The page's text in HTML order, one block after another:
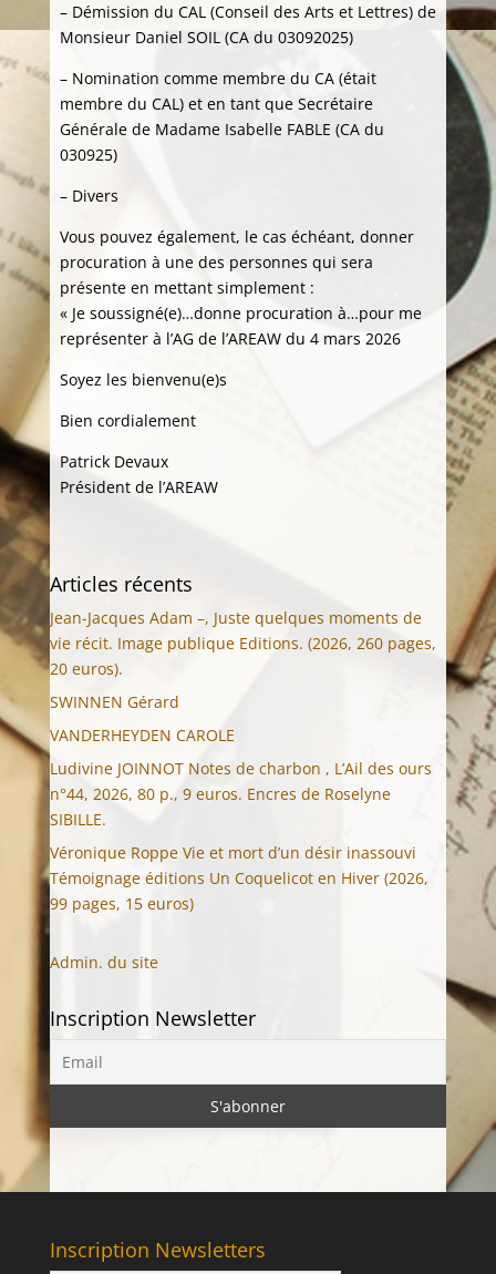
– Démission du CAL (Conseil des Arts et Lettres) de
Monsieur Daniel SOIL (CA du 03092025)
– Nomination comme membre du CA (était
membre du CAL) et en tant que Secrétaire
Générale de Madame Isabelle FABLE (CA du
030925)
– Divers
Vous pouvez également, le cas échéant, donner
procuration à une des personnes qui sera
présente en mettant simplement :
« Je soussigné(e)…donne procuration à…pour me
représenter à l’AG de l’AREAW du 4 mars 2026
Soyez les bienvenu(e)s
Bien cordialement
Patrick Devaux
Président de l’AREAW
Articles récents
Jean-Jacques Adam –, Juste quelques moments de
vie récit. Image publique Editions. (2026, 260 pages,
20 euros).
SWINNEN Gérard
VANDERHEYDEN CAROLE
Ludivine JOINNOT Notes de charbon , L’Ail des ours
n°44, 2026, 80 p., 9 euros. Encres de Roselyne
SIBILLE.
Véronique Roppe Vie et mort d’un désir inassouvi
Témoignage éditions Un Coquelicot en Hiver (2026,
99 pages, 15 euros)
Admin. du site
Inscription Newsletter
Inscription Newsletters